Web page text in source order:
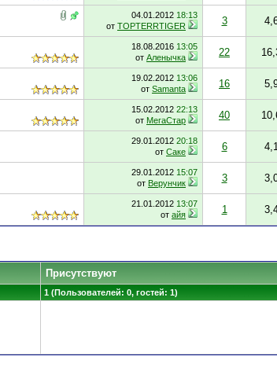
04.01.2012 18:13
от TOPTERRTIGER 3
18.08.2016 13:05
от Аленычка 22
19.02.2012 13:06
от Samanta 16
15.02.2012 22:13
от МегаСтар 40
29.01.2012 20:18
от Саке 6
29.01.2012 15:07
от Верунчик 3
21.01.2012 13:07
от айя 1
Присутствуют
1 (Пользователей: 0, гостей: 1)